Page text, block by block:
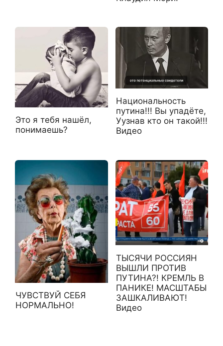
Это я тебя нашёл,
понимаешь?
Национальность
путина!!! Вы упадёте,
Уузнав кто он такой!!!
Видео
ЧУВСТВУЙ СЕБЯ
НОРМАЛЬНО!
ТЫСЯЧИ РОССИЯН
ВЫШЛИ ПРОТИВ
ПУТИНА?! КРЕМЛЬ В
ПАНИКЕ! МАСШТАБЫ
ЗАШКАЛИВАЮТ!
Видео